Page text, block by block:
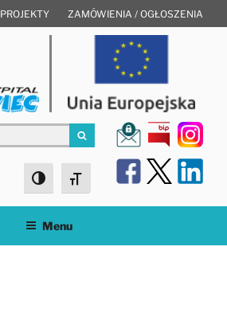
PROJEKTY ZAMÓWIENIA / OGŁOSZENIA
Szukaj
Toggle High Contrast
Toggle Font size
Menu